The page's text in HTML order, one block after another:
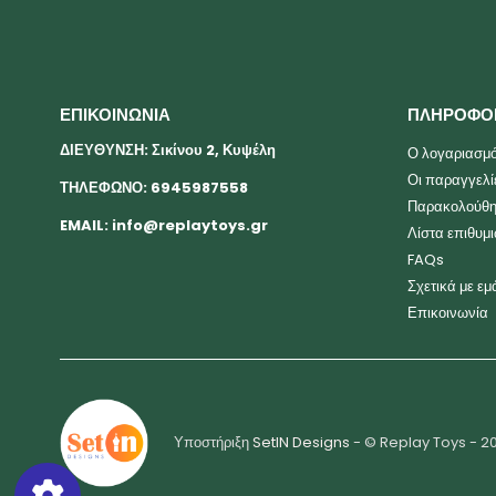
ΕΠΙΚΟΙΝΩΝΙΑ
ΔΙΕΥΘΥΝΣΗ: Σικίνου 2, Κυψέλη
ΤΗΛΕΦΩΝΟ: 6945987558
EMAIL: info@replaytoys.gr
Ο
Οι
Λίστα
FAQs
Σχετικά με
Επικοινωνία
ΥποστήριξηSetIN Designs - © Replay Toys -